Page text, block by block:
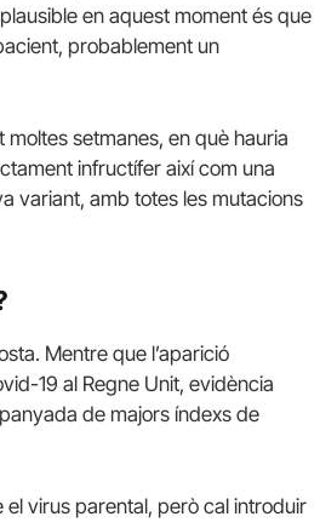
en aquest moment és que
probablement un
setmanes, en què hauria
infructífer així com una
variant, amb totes les mutacions
Mentre que l’aparició
19 al Regne Unit, evidència
de majors índexs de
virus parental, però cal introduir